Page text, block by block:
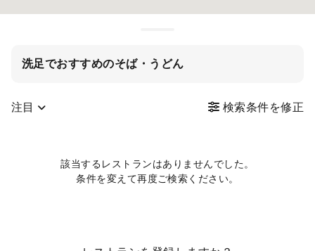
洗足でおすすめのそば・うどん
注目 検索条件を修正
該当するレストランはありませんでした。
条件を変えて再度ご検索ください。